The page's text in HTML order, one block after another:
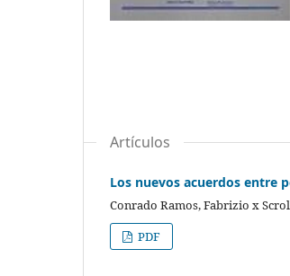
Artículos
Los nuevos acuerdos entre
Conrado Ramos, Fabrizio x
PDF